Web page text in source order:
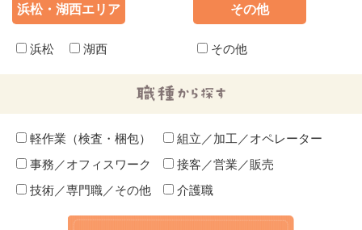
浜松・湖西エリア
浜松 湖西
その他
その他
軽作業（検査・梱包）
組立／加工／オペレーター
事務／オフィスワーク
接客／営業／販売
技術／専門職／その他
介護職